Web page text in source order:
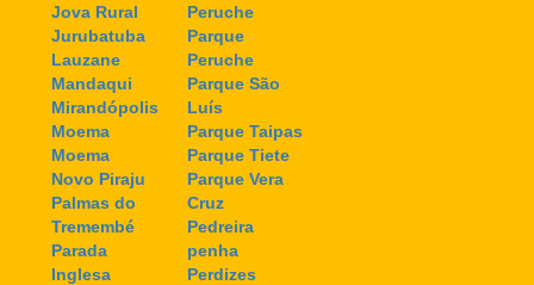
Jova Rural
Jurubatuba
Lauzane
Mandaqui
Mirandópolis
Moema
Moema
Novo Piraju
Palmas do
Tremembé
Parada
Inglesa
Peruche
Parque
Peruche
Parque São
Luís
Parque Taipas
Parque Tiete
Parque Vera
Cruz
Pedreira
penha
Perdizes